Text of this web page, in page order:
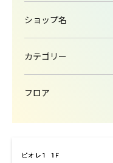
ショップ名
カテゴリー
フロア